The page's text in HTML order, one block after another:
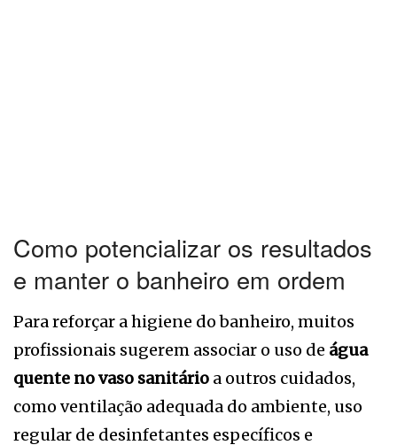
Como potencializar os resultados
e manter o banheiro em ordem
Para reforçar a higiene do banheiro, muitos
profissionais sugerem associar o uso de água
quente no vaso sanitário a outros cuidados,
como ventilação adequada do ambiente, uso
regular de desinfetantes específicos e